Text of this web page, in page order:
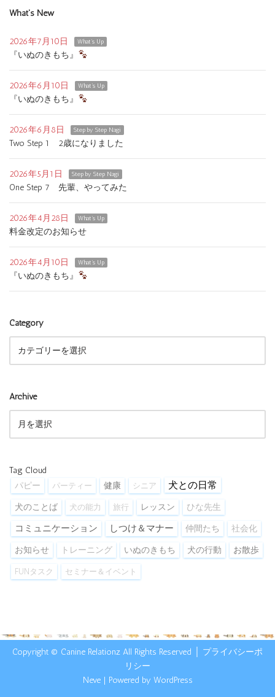
What's New
2026年7月10日 What's Up
『いぬのきもち』
2026年6月10日 What's Up
『いぬのきもち』
2026年6月8日 Step by Step Nagi
Two Step 1 2歳になりました
2026年5月1日 Step by Step Nagi
One Step 7 先輩、やってみた
2026年4月28日 What's Up
料金改定のお知らせ
2026年4月10日 What's Up
『いぬのきもち』
Category
Archive
Tag Cloud
パピー パーティー 健康 シニア 犬との日常
犬のことば 犬の能力 旅行 レッスン ひな先生
コミュニケーション しつけ＆マナー 仲間たち 社会化
お知らせ トレーニング いぬのきもち 犬の行動 お散歩
FUNタスク セミナー＆イベント
Copyright © Canine Relationz All Rights Reserved │ プライバシーポ
リシー
Neve| Powered by WordPress